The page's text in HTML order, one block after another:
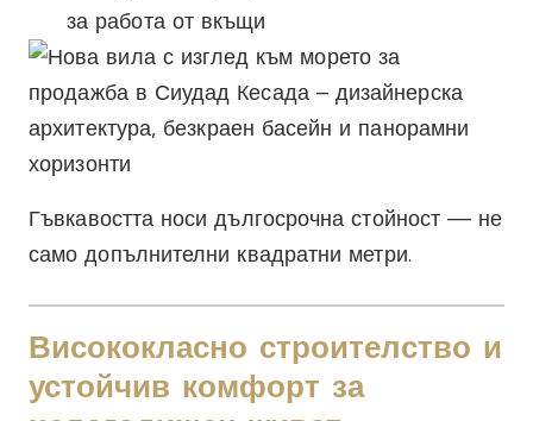
за работа от вкъщи
Гъвкавостта носи дългосрочна стойност — не
само допълнителни квадратни метри.
Висококласно строителство и
устойчив комфорт за